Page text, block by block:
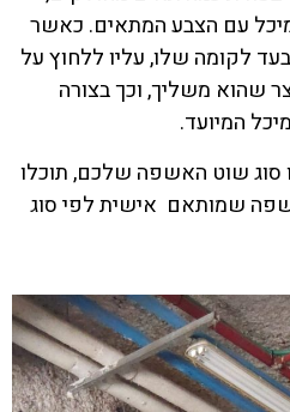
עם הצבע המתאים. כאשר
לקומה שלו, עליו ללחוץ על
שהוא משליך, וכך בצורה
המיועד.
סוג שוט האשפה שלכם, תוכלו
שמותאם אישית לפי סוג